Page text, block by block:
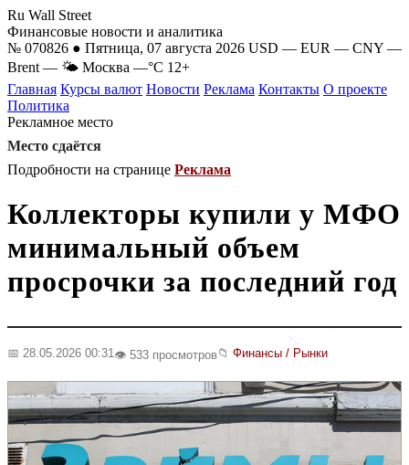
Ru Wall Street
Финансовые новости и аналитика
№ 070826 ● Пятница, 07 августа 2026 USD — EUR — CNY —
Brent — 🌤 Москва —°C 12+
Главная Курсы валют Новости Реклама Контакты О проекте
Политика
Рекламное место
Место сдаётся
Подробности на странице Реклама
Коллекторы купили у МФО
минимальный объем
просрочки за последний год
📅 28.05.2026 00:31 👁️ 533 просмотров📁 Финансы / Рынки